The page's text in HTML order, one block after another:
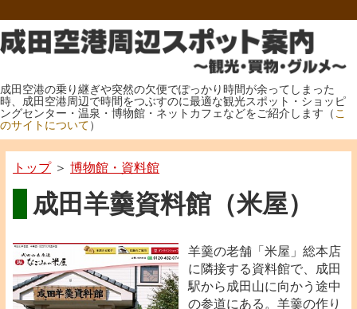
成田空港の乗り継ぎや突然の欠便でぽっかり時間が余ってしまった
時、成田空港周辺で時間をつぶすのに最適な観光スポット・ショッピ
ングセンター・温泉・博物館・ネットカフェなどをご紹介します（ こ
のサイトについて）
トップ＞博物館・資料館
成田羊羹資料館（米屋）
羊羹の老舗「米屋」総本店
に隣接する資料館で、成田
駅から成田山に向かう途中
の参道にある。羊羹の作り